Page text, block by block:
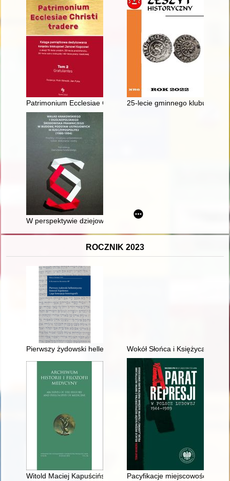
Patrimonium Ecclesiae Christi tradere : księga pamiątkowa
25-lecie gminnego klubu
W perspektywie dziejowej zmiany
ROCZNIK 2023
Pierwszy żydowski hellenistyczny historyk Eupolemos i jego
Wokół Słońca i Księżyca :
Witold Maciej Kapuściński (1882-1951) : twórca poznańskiej
Pacyfikacje miejscowości